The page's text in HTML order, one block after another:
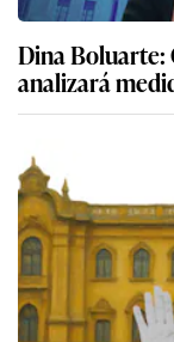
Dina Boluarte:
analizará